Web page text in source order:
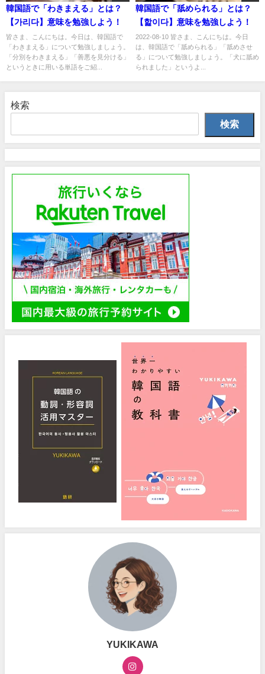
韓国語で「わきまえる」とは？
【가리다】意味を勉強しよう！
皆さま、こんにちは。今日は、韓国語で
「わきまえる」について勉強しましょう。
「分別をわきまえる」「善悪を見分ける」
というときに用いる単語をご紹...
韓国語で「舐められる」とは？
【핥이다】意味を勉強しよう！
2022-08-10 皆さま、こんにちは。今日
は、韓国語で「舐められる」「舐めさせ
る」について勉強しましょう。「犬に舐め
られました」というよ...
検索
検索
YUKIKAWA